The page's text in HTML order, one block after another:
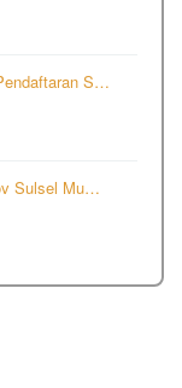
S…
Sulsel Mu…